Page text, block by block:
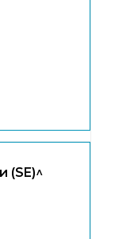
(SE)^